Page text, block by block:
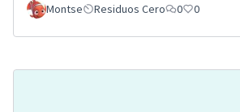
Montse Residuos Cero 0 0